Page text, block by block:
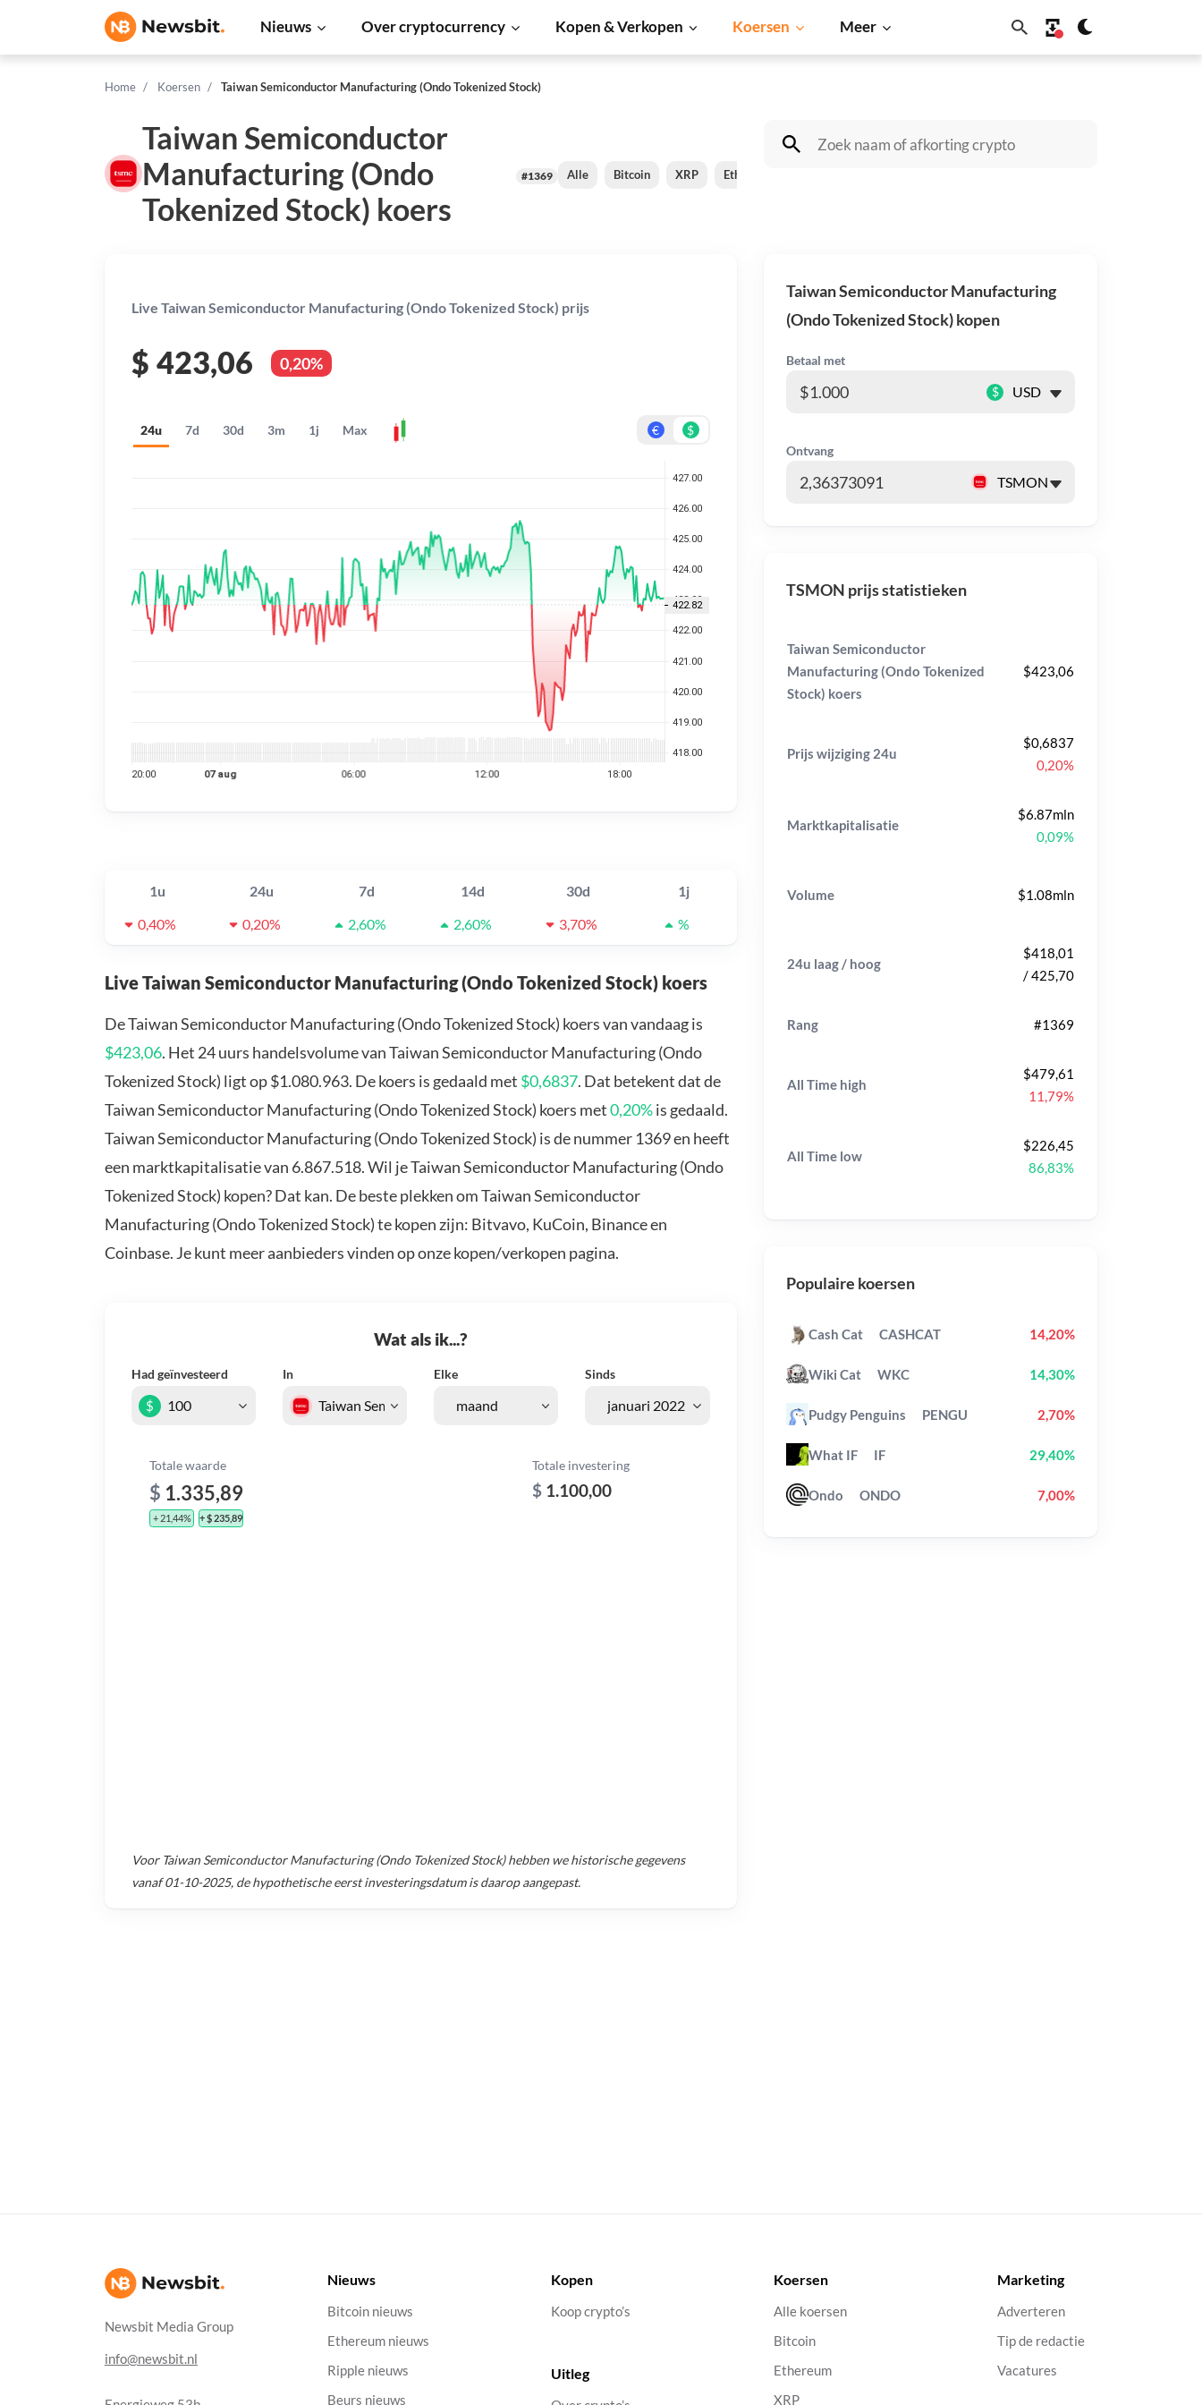
Nieuws Over cryptocurrency Kopen & Verkopen Koersen Meer
Home Koersen Taiwan Semiconductor Manufacturing (Ondo Tokenized Stock)
Taiwan Semiconductor
Manufacturing (Ondo
Tokenized Stock) koers
#1369 Alle Bitcoin XRP Ethereum
Live Taiwan Semiconductor Manufacturing (Ondo Tokenized Stock) prijs
$ 423,06 0,20%
24u 7d 30d 3m 1j Max € $
1u 24u 7d 14d 30d
1j
0,40%
0,20% 2,60% 2,60% 3,70% %
Live Taiwan Semiconductor Manufacturing (Ondo Tokenized Stock) koers
De Taiwan Semiconductor Manufacturing (Ondo Tokenized Stock) koers van vandaag is
$423,06. Het 24 uurs handelsvolume van Taiwan Semiconductor Manufacturing (Ondo
Tokenized Stock) ligt op $1.080.963. De koers is gedaald met $0,6837. Dat betekent dat de
Taiwan Semiconductor Manufacturing (Ondo Tokenized Stock) koers met0,20%is gedaald.
Taiwan Semiconductor Manufacturing (Ondo Tokenized Stock) is de nummer 1369 en heeft
een marktkapitalisatie van 6.867.518. Wil je Taiwan Semiconductor Manufacturing (Ondo
Tokenized Stock) kopen? Dat kan. De beste plekken om Taiwan Semiconductor
Manufacturing (Ondo Tokenized Stock) te kopen zijn: Bitvavo, KuCoin, Binance en
Coinbase. Je kunt meer aanbieders vinden op onze kopen/verkopen pagina.
Wat als ik...?
Had geïnvesteerd In Elke Sinds
$
Totale waarde
$ 1.335,89
+ 21,44% + $ 235,89
Totale investering
$ 1.100,00
Voor Taiwan Semiconductor Manufacturing (Ondo Tokenized Stock)hebben we historische gegevens
vanaf01-10-2025, de hypothetische eerst investeringsdatum is daarop aangepast.
Taiwan Semiconductor Manufacturing
(Ondo Tokenized Stock) kopen
Betaal met
$
Ontvang
TSMON prijs statistieken
Taiwan Semiconductor
Manufacturing (Ondo Tokenized
Stock) koers
$423,06
Prijs wijziging 24u
$0,6837
0,20%
Marktkapitalisatie
$6.87mln
0,09%
Volume $1.08mln
24u laag / hoog
$418,01
/ 425,70
Rang #1369
All Time high
$479,61
11,79%
All Time low
$226,45
86,83%
Populaire koersen
Cash Cat CASHCAT 14,20%
Wiki Cat WKC 14,30%
Pudgy Penguins PENGU 2,70%
What IF IF 29,40%
Ondo ONDO 7,00%
Newsbit Media Group
info@newsbit.nl
Nieuws
Bitcoin nieuws
Ethereum nieuws
Ripple nieuws
Beurs nieuws
Kopen
Koop crypto’s
Uitleg
Koersen
Alle koersen
Bitcoin
Ethereum
XRP
Marketing
Adverteren
Tip de redactie
Vacatures